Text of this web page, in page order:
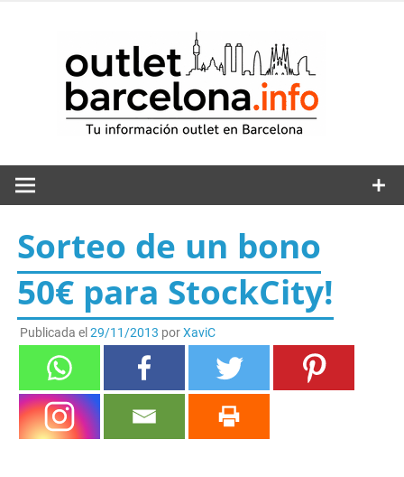
Sorteo de un bono
50€ para StockCity!
Publicada el 29/11/2013 porXaviC